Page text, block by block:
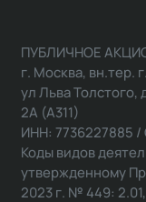
ПУБЛИЧНОЕ
г. Москва, вн.тер.
ул Льва Толстого,
2А (А311)
ИНН: 7736227885
Коды видов
утвержденному
2023 г. № 449: 2.01,